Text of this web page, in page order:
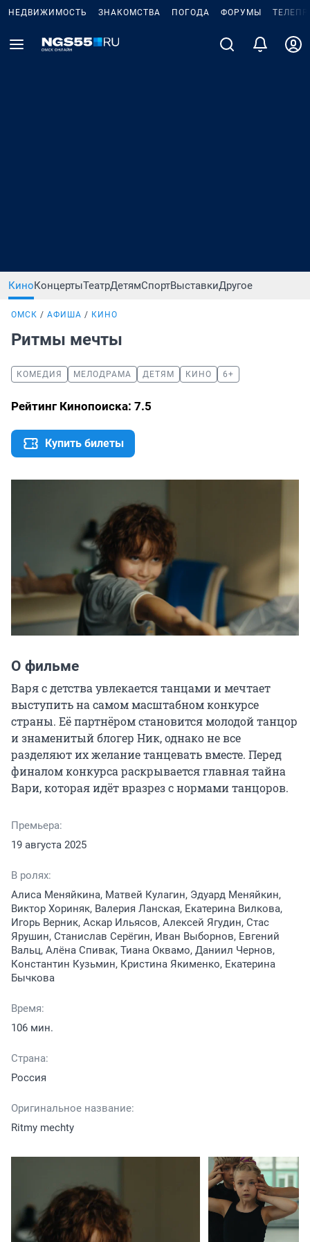
НЕДВИЖИМОСТЬ ЗНАКОМСТВА ПОГОДА ФОРУМЫ
КиноКонцертыТеатрДетямСпортВыставкиДругое
ОМСК АФИША КИНО
Ритмы мечты
КОМЕДИЯ МЕЛОДРАМА ДЕТЯМ КИНО 6+
Рейтинг Кинопоиска: 7.5
Купить билеты
О фильме
Варя с детства увлекается танцами и мечтает
выступить на самом масштабном конкурсе
страны. Её партнёром становится молодой танцор
и знаменитый блогер Ник, однако не все
разделяют их желание танцевать вместе. Перед
финалом конкурса раскрывается главная тайна
Вари, которая идёт вразрез с нормами танцоров.
Премьера:
19 августа 2025
В ролях:
Алиса Меняйкина, Матвей Кулагин, Эдуард Меняйкин,
Виктор Хориняк, Валерия Ланская, Екатерина Вилкова,
Игорь Верник, Аскар Ильясов, Алексей Ягудин, Стас
Ярушин, Станислав Серёгин, Иван Выборнов, Евгений
Вальц, Алёна Спивак, Тиана Оквамо, Даниил Чернов,
Константин Кузьмин, Кристина Якименко, Екатерина
Бычкова
Время:
106 мин.
Страна:
Россия
Оригинальное название:
Ritmy mechty